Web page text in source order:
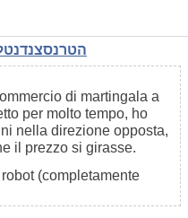
di martingala a
per molto tempo, ho
nella direzione opposta,
il prezzo si girasse.
(completamente